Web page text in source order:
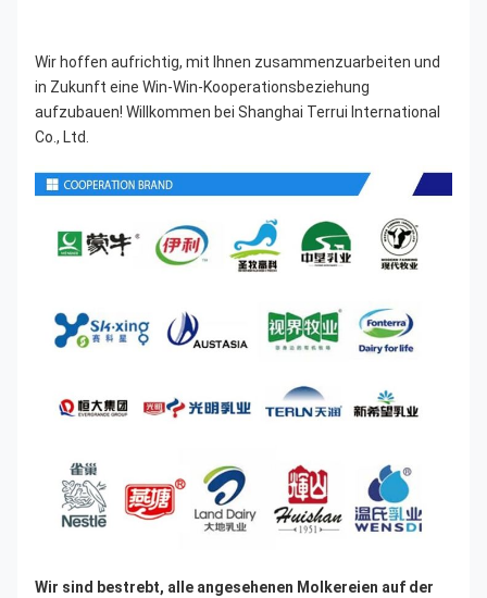
Wir hoffen aufrichtig, mit Ihnen zusammenzuarbeiten und
in Zukunft eine Win-Win-Kooperationsbeziehung
aufzubauen! Willkommen bei Shanghai Terrui International
Co., Ltd.
Wir sind bestrebt, alle angesehenen Molkereien auf der